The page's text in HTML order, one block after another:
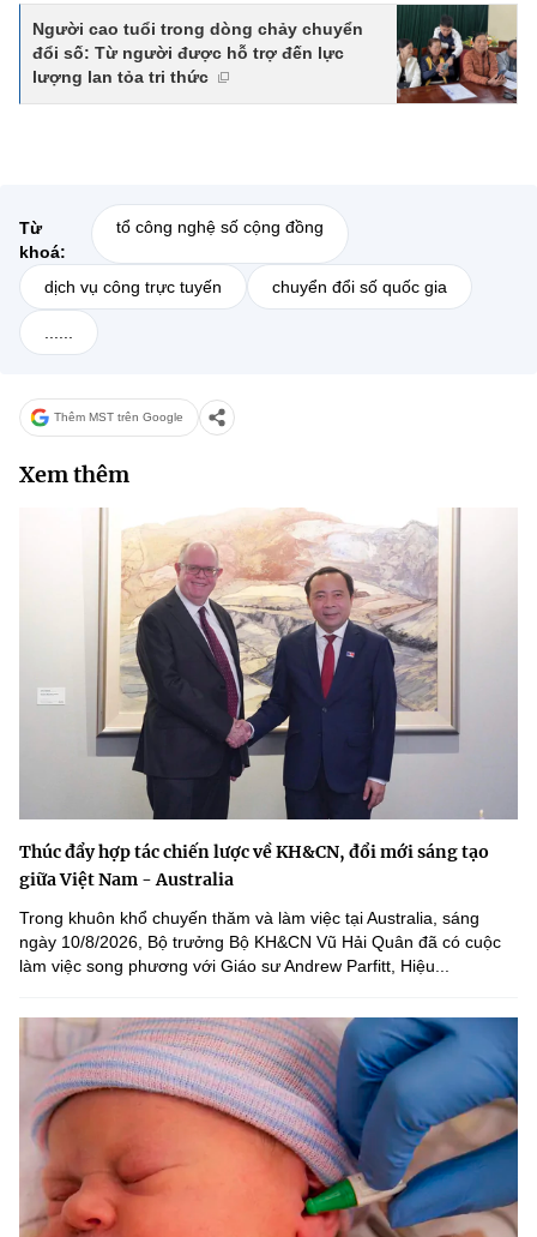
Người cao tuổi trong dòng chảy chuyển
đổi số: Từ người được hỗ trợ đến lực
lượng lan tỏa tri thức
Từ
khoá:
tổ công nghệ số cộng đồng
dịch vụ công trực tuyến chuyển đổi số quốc gia
Thêm MST trên Google
Xem thêm
Thúc đẩy hợp tác chiến lược về KH&CN, đổi mới sáng tạo
giữa Việt Nam - Australia
Trong khuôn khổ chuyến thăm và làm việc tại Australia, sáng
ngày 10/8/2026, Bộ trưởng Bộ KH&CN Vũ Hải Quân đã có cuộc
làm việc song phương với Giáo sư Andrew Parfitt, Hiệu...